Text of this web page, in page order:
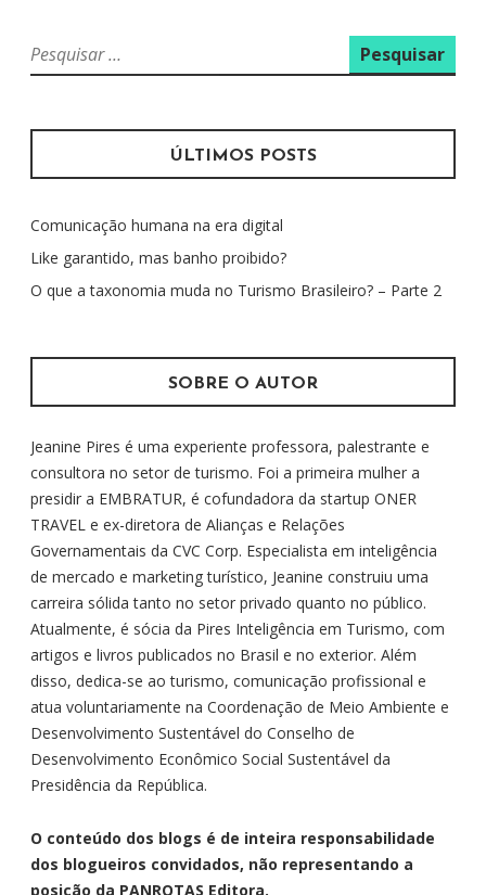
P
e
q
i
a
r
p
:
ÚLTIMOS POSTS
Comunicação humana na era digital
Like garantido, mas banho proibido?
O que a taxonomia muda no Turismo Brasileiro? – Parte 2
SOBRE O AUTOR
Jeanine Pires é uma experiente professora, palestrante e
consultora no setor de turismo. Foi a primeira mulher a
presidir a EMBRATUR, é cofundadora da startup ONER
TRAVEL e ex-diretora de Alianças e Relações
Governamentais da CVC Corp. Especialista em inteligência
de mercado e marketing turístico, Jeanine construiu uma
carreira sólida tanto no setor privado quanto no público.
Atualmente, é sócia da Pires Inteligência em Turismo, com
artigos e livros publicados no Brasil e no exterior. Além
disso, dedica-se ao turismo, comunicação profissional e
atua voluntariamente na Coordenação de Meio Ambiente e
Desenvolvimento Sustentável do Conselho de
Desenvolvimento Econômico Social Sustentável da
Presidência da República.
O conteúdo dos blogs é de inteira responsabilidade
dos blogueiros convidados, não representando a
posição da PANROTAS Editora.